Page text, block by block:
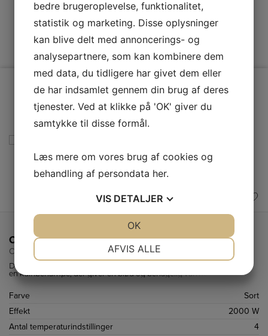
Canvac
Canvac Varmeapparater
CIV5200S
Den er designet til at blive monteret på væggen og er udstyret med
en kulfiberlampe, der giver en blød og behagelig varme.
Farve
Sort
Effekt
2000 W
Antal temperaturindstillinger
4
bedre brugeroplevelse, funktionalitet,
statistik og marketing. Disse oplysninger
kan blive delt med annoncerings- og
analysepartnere, som kan kombinere dem
med data, du tidligere har givet dem eller
de har indsamlet gennem din brug af deres
tjenester. Ved at klikke på 'OK' giver du
samtykke til disse formål.
Læs mere om vores brug af cookies og
behandling af persondata her.
VIS DETALJER
AFVIS ALLE
OK